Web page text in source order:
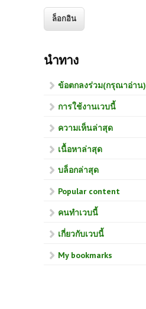
นำทาง
ข้อตกลงร่วม(กรุณาอ่าน)
การใช้งานเวบนี้
ความเห็นล่าสุด
เนื้อหาล่าสุด
บล็อกล่าสุด
Popular content
คนทำเวบนี้
เกี่ยวกับเวบนี้
My bookmarks